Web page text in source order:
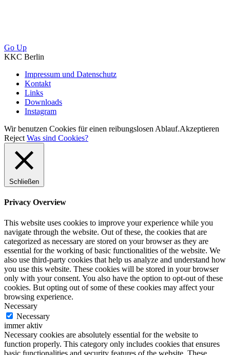
Go Up
KKC Berlin
Impressum und Datenschutz
Kontakt
Links
Downloads
Instagram
Wir benutzen Cookies für einen reibungslosen Ablauf.Akzeptieren
Reject Was sind Cookies?
Schließen
Privacy Overview
This website uses cookies to improve your experience while you
navigate through the website. Out of these, the cookies that are
categorized as necessary are stored on your browser as they are
essential for the working of basic functionalities of the website. We
also use third-party cookies that help us analyze and understand how
you use this website. These cookies will be stored in your browser
only with your consent. You also have the option to opt-out of these
cookies. But opting out of some of these cookies may affect your
browsing experience.
Necessary
Necessary
immer aktiv
Necessary cookies are absolutely essential for the website to
function properly. This category only includes cookies that ensures
basic functionalities and security features of the website. These